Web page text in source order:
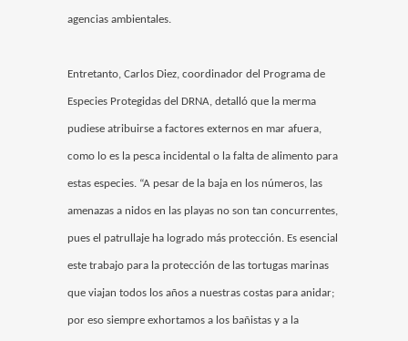
agencias ambientales.
Entretanto, Carlos Diez, coordinador del Programa de
Especies Protegidas del DRNA, detalló que la merma
pudiese atribuirse a factores externos en mar afuera,
como lo es la pesca incidental o la falta de alimento para
estas especies. “A pesar de la baja en los números, las
amenazas a nidos en las playas no son tan concurrentes,
pues el patrullaje ha logrado más protección. Es esencial
este trabajo para la protección de las tortugas marinas
que viajan todos los años a nuestras costas para anidar;
por eso siempre exhortamos a los bañistas y a la